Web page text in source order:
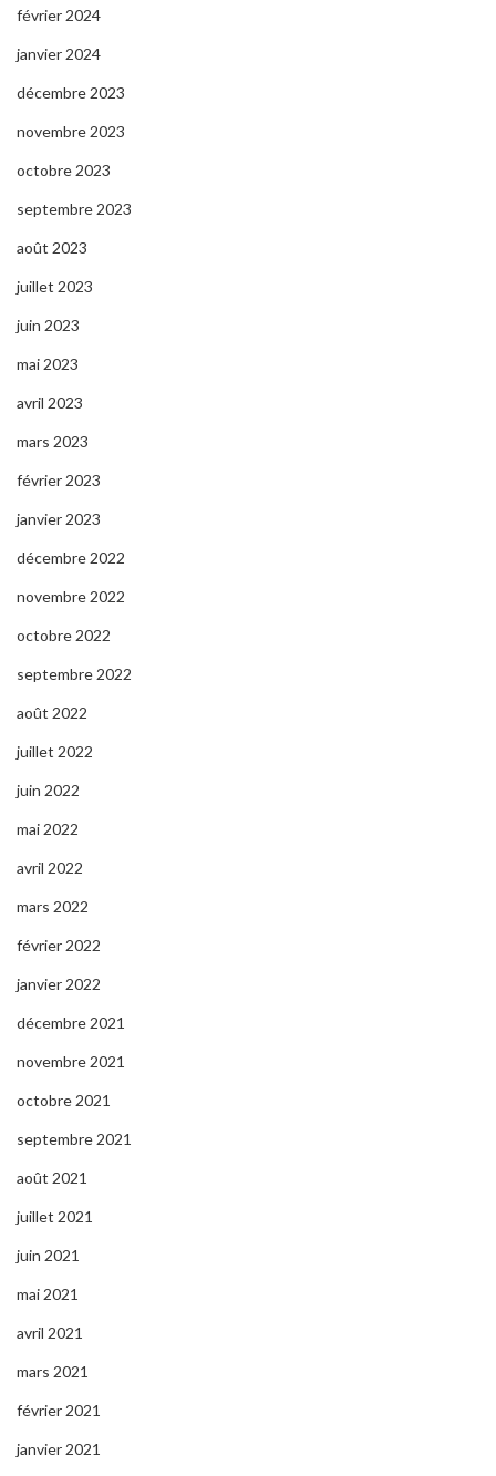
février 2024
janvier 2024
décembre 2023
novembre 2023
octobre 2023
septembre 2023
août 2023
juillet 2023
juin 2023
mai 2023
avril 2023
mars 2023
février 2023
janvier 2023
décembre 2022
novembre 2022
octobre 2022
septembre 2022
août 2022
juillet 2022
juin 2022
mai 2022
avril 2022
mars 2022
février 2022
janvier 2022
décembre 2021
novembre 2021
octobre 2021
septembre 2021
août 2021
juillet 2021
juin 2021
mai 2021
avril 2021
mars 2021
février 2021
janvier 2021